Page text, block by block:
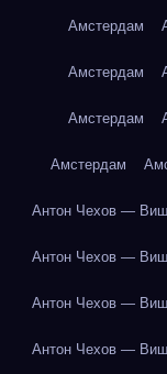
Амстердам
Амстердам
Амстердам
Амстердам
Антон Чехов —
Антон Чехов —
Антон Чехов —
Антон Чехов —